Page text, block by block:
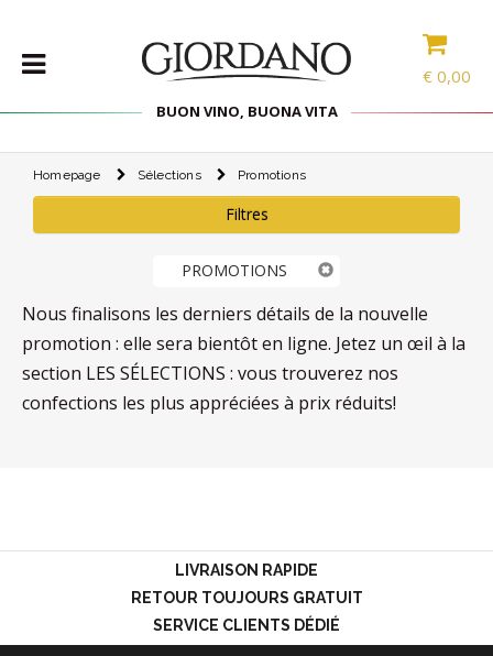
€ 0,00
BUON VINO, BUONA VITA
VINS
SPÉCIALITÉS
ACCESSOIRES
PROMOS
PROMOTIONS
LOGIN
Homepage Sélections Promotions
Filtres
PROMOTIONS
Nous finalisons les derniers détails de la nouvelle
promotion : elle sera bientôt en ligne. Jetez un œil à la
section LES SÉLECTIONS : vous trouverez nos
confections les plus appréciées à prix réduits!
LIVRAISON RAPIDE
RETOUR TOUJOURS GRATUIT
SERVICE CLIENTS DÉDIÉ